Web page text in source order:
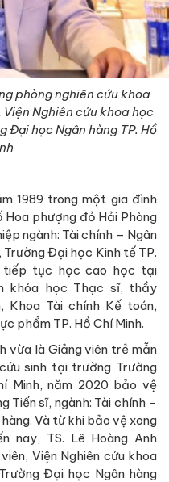
phòng nghiên cứu khoa
Nghiên cứu khoa học
Đại học Ngân hàng TP. Hồ
1989 trong một gia đình
phượng đỏ Hải Phòng
ngành: Tài chính – Ngân
Trường Đại học Kinh tế TP.
tiếp tục học cao học tại
khóa học Thạc sĩ, thầy
Khoa Tài chính Kế toán,
phẩm TP. Hồ Chí Minh.
vừa là Giảng viên trẻ mẫn
sinh tại trường Trường
Minh, năm 2020 bảo vệ
Tiến sĩ, ngành: Tài chính –
Và từ khi bảo vệ xong
nay, TS. Lê Hoàng Anh
Viện Nghiên cứu khoa
Đại học Ngân hàng